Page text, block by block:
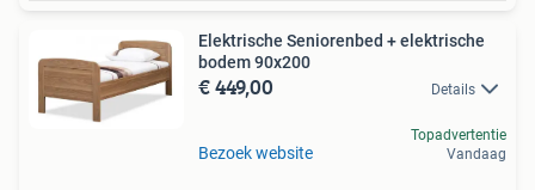
Elektrische Seniorenbed + elektrische
bodem 90x200
€ 449,00 Details
Bezoek website
Topadvertentie
Vandaag